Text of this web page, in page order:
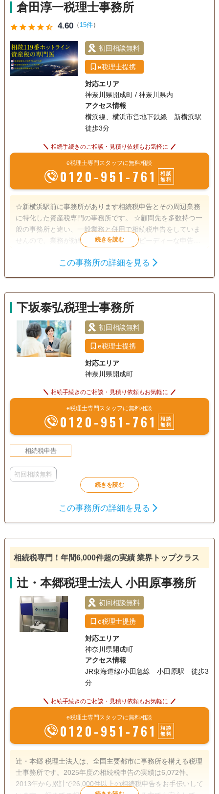
倉田淳一税理士事務所
starstarstarstarstar_half 4.60（ 15件）
初回相談無料
e税理士提携
対応エリア
神奈川県開成町 / 神奈川県内
アクセス情報
横浜線、横浜市営地下鉄線 新横浜駅
徒歩3分
相続手続きのご相談・見積り依頼もお気軽に
e税理士専門スタッフに無料相談
0120-951-761
相談
無料
☆新横浜駅前に事務所があります相続税申告とその周辺業務
に特化した資産税専門の事務所です。 ☆顧問先を多数持つ一
般の事務所と違い、一般業務と併用で相続税申告をしていま
せんので、業務が効率化されており、スピーディーな申告を
有しますので、土地評価の見立てだけでなく、金融・保険の
ます。 ☆税務調査対策に有効といわれている書面添付制度に
よる申告を行っていますし、複数の申告プランがありますの
で、ご要望に沿った申告ができます。 ☆令和5年には相鉄線
が新横浜に乗り入れ東横線とも接続しますので、より一層便
利になります。 ☆事務所設立の趣旨に鑑み相続人間での係争
案件はお取り扱いしていません。
生前贈与
戸籍収集 相続税対策
電話相談可 訪問可 土日相談可 初回相談無料
18時以降相談可 オンライン面談可 事務所面談可
この事務所の詳細を見る
下坂泰弘税理士事務所
初回相談無料
e税理士提携
対応エリア
神奈川県開成町
相続手続きのご相談・見積り依頼もお気軽に
e税理士専門スタッフに無料相談
0120-951-761
相談
無料
相続税申告
初回相談無料
この事務所の詳細を見る
相続税専門！年間6,000件超の実績 業界トップクラス
辻・本郷税理士法人 小田原事務所
初回相談無料
e税理士提携
対応エリア
神奈川県開成町
アクセス情報
JR東海道線/小田急線 小田原駅 徒歩3
分
相続手続きのご相談・見積り依頼もお気軽に
e税理士専門スタッフに無料相談
0120-951-761
相談
無料
辻・本郷 税理士法人は、全国主要都市に事務所を構える税理
士事務所です。2025年度の相続税申告の実績は6,072件。
2013年から累計で26,000件以上の相続税申告をお手伝いして